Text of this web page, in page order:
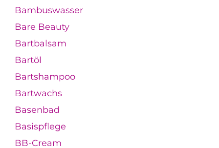
Bambuswasser
Bare Beauty
Bartbalsam
Bartöl
Bartshampoo
Bartwachs
Basenbad
Basispflege
BB-Cream